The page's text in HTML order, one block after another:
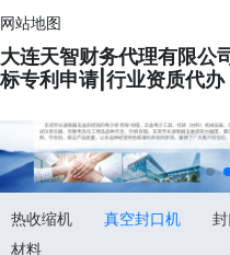
网站地图
大连天智财务代理有限公
标专利申请|行业资质代办
热收缩机 真空封口机
材料